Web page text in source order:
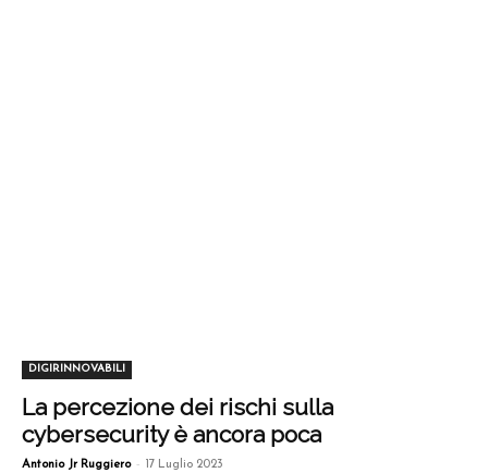
DIGIRINNOVABILI
La percezione dei rischi sulla
cybersecurity è ancora poca
Antonio Jr Ruggiero - 17 Luglio 2023